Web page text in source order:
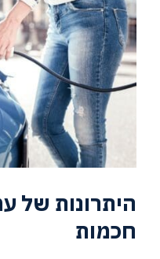
היתרונות של
חכמות